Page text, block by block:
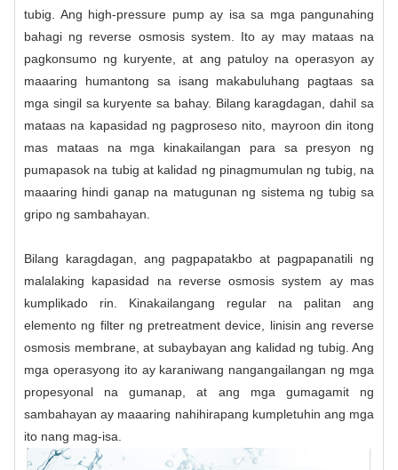
tubig. Ang high-pressure pump ay isa sa mga pangunahing
bahagi ng reverse osmosis system. Ito ay may mataas na
pagkonsumo ng kuryente, at ang patuloy na operasyon ay
maaaring humantong sa isang makabuluhang pagtaas sa
mga singil sa kuryente sa bahay. Bilang karagdagan, dahil sa
mataas na kapasidad ng pagproseso nito, mayroon din itong
mas mataas na mga kinakailangan para sa presyon ng
pumapasok na tubig at kalidad ng pinagmumulan ng tubig, na
maaaring hindi ganap na matugunan ng sistema ng tubig sa
gripo ng sambahayan.
Bilang karagdagan, ang pagpapatakbo at pagpapanatili ng
malalaking kapasidad na reverse osmosis system ay mas
kumplikado rin. Kinakailangang regular na palitan ang
elemento ng filter ng pretreatment device, linisin ang reverse
osmosis membrane, at subaybayan ang kalidad ng tubig. Ang
mga operasyong ito ay karaniwang nangangailangan ng mga
propesyonal na gumanap, at ang mga gumagamit ng
sambahayan ay maaaring nahihirapang kumpletuhin ang mga
ito nang mag-isa.